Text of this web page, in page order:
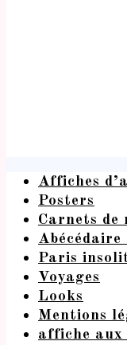
Affiches
Posters
Carnets de
Abécédaire
Paris
Voyages
Looks
Mentions
affiche aux